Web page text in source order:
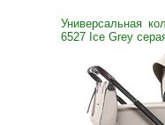
Универсальная
6527 Ice Grey